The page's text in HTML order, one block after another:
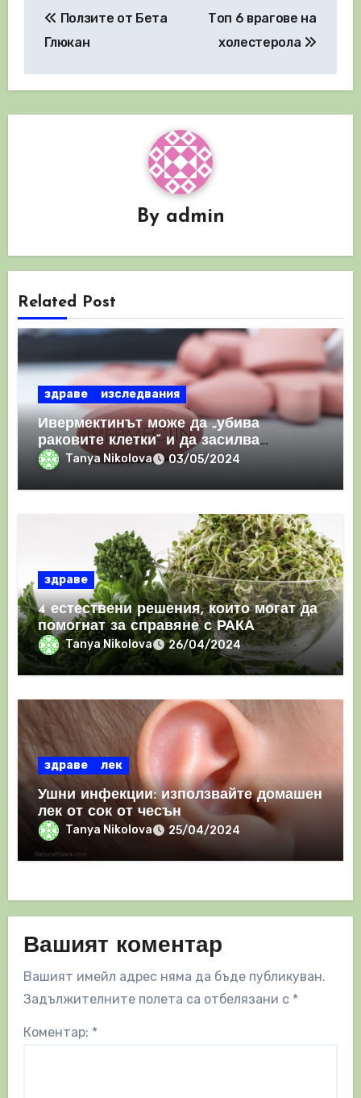
Ползите от Бета
Глюкан
Топ 6 врагове на
холестерола
By admin
Related Post
здраве изследвания
Ивермектинът може да „убива
раковите клетки“ и да засилва
имунния отговор
Tanya Nikolova 03/05/2024
здраве
4 естествени решения, които могат да
помогнат за справяне с РАКА
Tanya Nikolova 26/04/2024
здраве лек
Ушни инфекции: използвайте домашен
лек от сок от чесън
Tanya Nikolova 25/04/2024
Вашият коментар
Вашият имейл адрес няма да бъде публикуван.
Задължителните полета са отбелязани с *
Коментар: *